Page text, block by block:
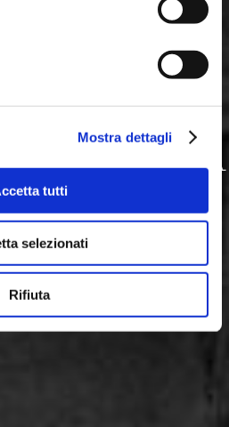
Mostra dettagli
tutti
selezionati
Rifiuta
ANNI